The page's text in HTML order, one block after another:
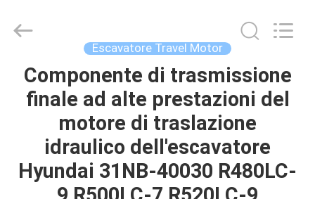
CASA
PRODOTTI
VIDEO
Machinery
Reserved.
Escavatore Travel Motor
Componente di trasmissione
finale ad alte prestazioni del
motore di traslazione
idraulico dell'escavatore
Hyundai 31NB-40030 R480LC-